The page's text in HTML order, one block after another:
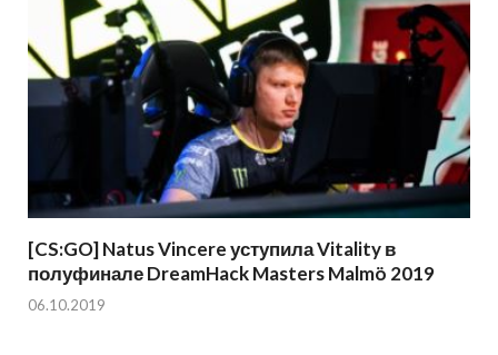
[CS:GO] Natus Vincere уступила Vitality в
полуфинале DreamHack Masters Malmö 2019
06.10.2019